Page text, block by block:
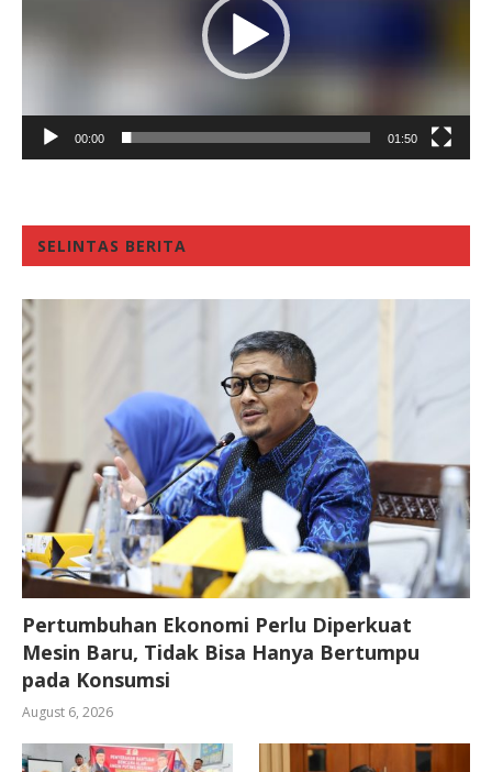
00:00 01:50
SELINTAS BERITA
Pertumbuhan Ekonomi Perlu Diperkuat
Mesin Baru, Tidak Bisa Hanya Bertumpu
pada Konsumsi
August 6, 2026